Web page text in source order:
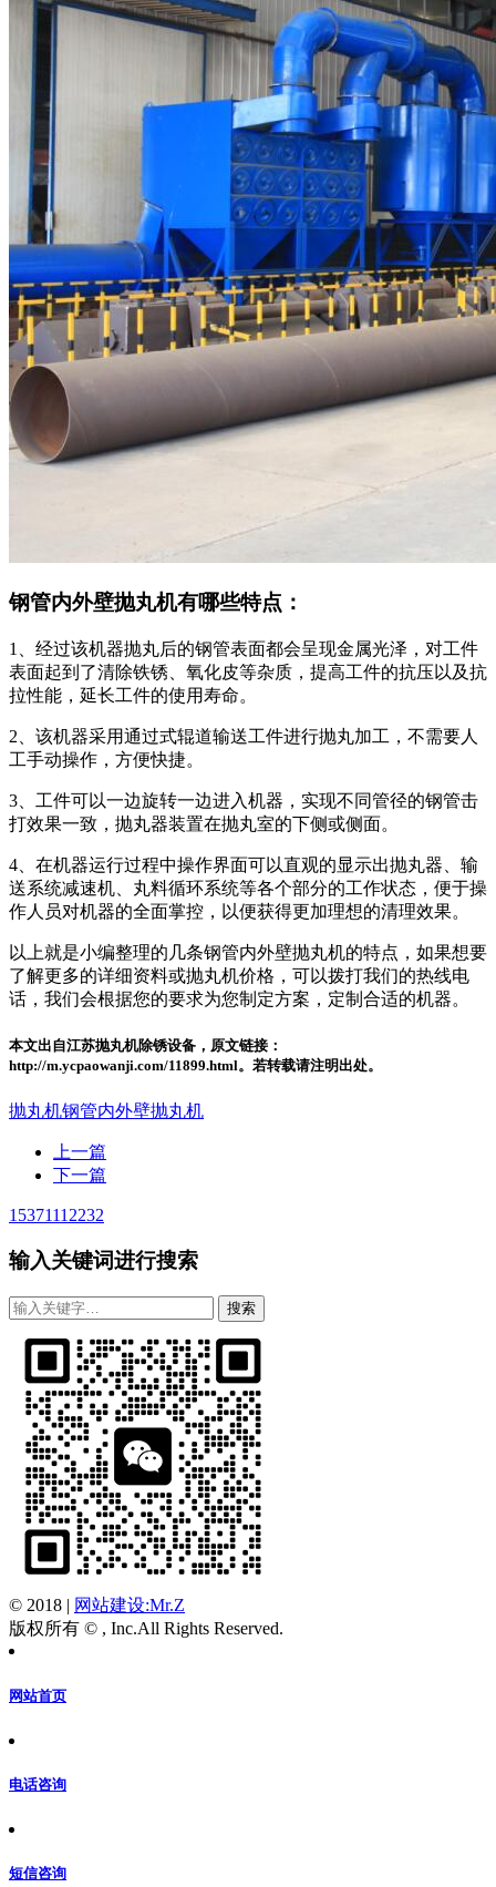
钢管内外壁抛丸机有哪些特点：
1、经过该机器抛丸后的钢管表面都会呈现金属光泽，对工件
表面起到了清除铁锈、氧化皮等杂质，提高工件的抗压以及抗
拉性能，延长工件的使用寿命。
2、该机器采用通过式辊道输送工件进行抛丸加工，不需要人
工手动操作，方便快捷。
3、工件可以一边旋转一边进入机器，实现不同管径的钢管击
打效果一致，抛丸器装置在抛丸室的下侧或侧面。
4、在机器运行过程中操作界面可以直观的显示出抛丸器、输
送系统减速机、丸料循环系统等各个部分的工作状态，便于操
作人员对机器的全面掌控，以便获得更加理想的清理效果。
以上就是小编整理的几条钢管内外壁抛丸机的特点，如果想要
了解更多的详细资料或抛丸机价格，可以拨打我们的热线电
话，我们会根据您的要求为您制定方案，定制合适的机器。
本文出自江苏抛丸机除锈设备，原文链接：
http://m.ycpaowanji.com/11899.html。若转载请注明出处。
抛丸机钢管内外壁抛丸机
上一篇
下一篇
15371112232
输入关键词进行搜索
© 2018 | 网站建设:Mr.Z
版权所有 © , Inc.All Rights Reserved.
网站首页
电话咨询
短信咨询